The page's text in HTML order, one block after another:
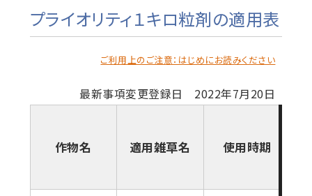
プライオリティ１キロ粒剤の適用表
ご利用上のご注意：はじめにお読みください
最新事項変更登録日 2022年7月20日
作物名 適用雑草名 使用時期